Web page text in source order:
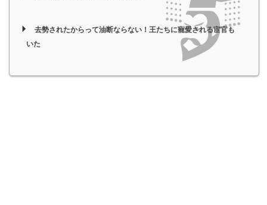
去勢されたからって油断ならない！王たちに寵愛される宦官も
いた